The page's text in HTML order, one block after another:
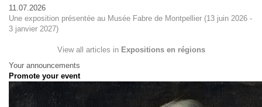
11.07.2026
Une exposition présentée au Musée Fabre de Montpellier (13 juin 2026 -
3 janvier 2027)
View all articles in Expositions en régions
Your announcements
Promote your event